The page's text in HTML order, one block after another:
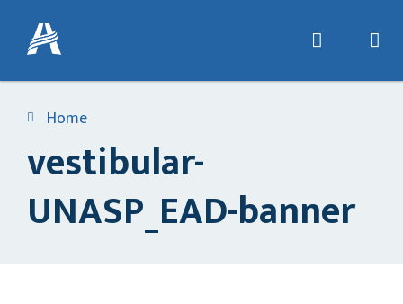
Home
vestibular-
UNASP_EAD-banner